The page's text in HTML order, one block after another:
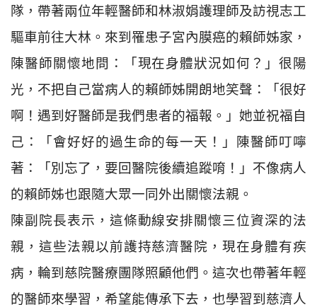
隊，帶著兩位年輕醫師和林淑娟護理師及訪視志工
驅車前往大林。來到罹患子宮內膜癌的賴師姊家，
陳醫師關懷地問：「現在身體狀況如何？」很陽
光，不把自己當病人的賴師姊開朗地笑聲：「很好
啊！遇到好醫師是我們患者的福報。」她並祝福自
己：「會好好的過生命的每一天！」陳醫師叮嚀
著：「別忘了，要回醫院後續追蹤唷！」不像病人
的賴師姊也跟隨大眾一同外出關懷法親。
陳副院長表示，這條動線安排關懷三位資深的法
親，這些法親以前護持慈濟醫院，現在身體有疾
病，輪到慈院醫療團隊照顧他們。這次也帶著年輕
的醫師來學習，希望能傳承下去，也學習到慈濟人